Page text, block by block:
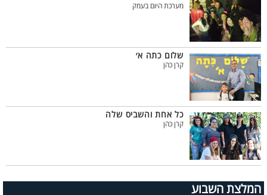
מערכת היום בעמק
שלום כתה א׳
קרן כהן
כל אחת והשביס שלה
קרן כהן
המלצת השבוע